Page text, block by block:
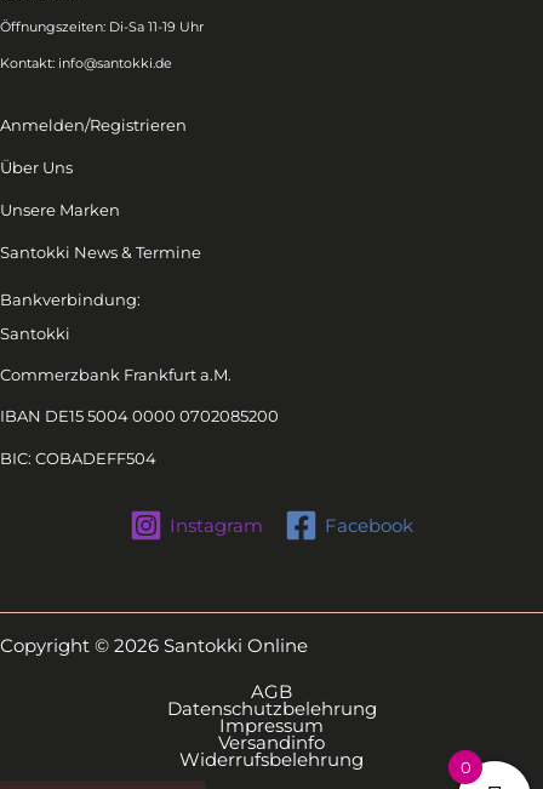
Öffnungszeiten: Di-Sa 11-19 Uhr
Kontakt: info@santokki.de
Anmelden/Registrieren
Über Uns
Unsere Marken
Santokki News & Termine
Bankverbindung:
Santokki
Commerzbank Frankfurt a.M.
IBAN DE15 5004 0000 0702085200
BIC: COBADEFF504
Instagram Facebook
Copyright © 2026 Santokki Online
AGB
Datenschutzbelehrung
Impressum
Versandinfo
Widerrufsbelehrung 0